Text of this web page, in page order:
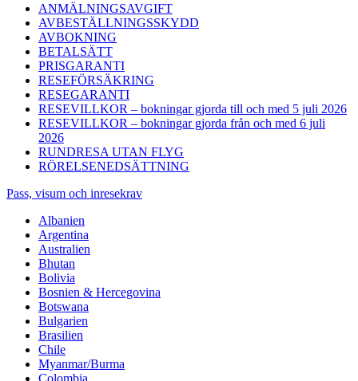
ANMÄLNINGSAVGIFT
AVBESTÄLLNINGSSKYDD
AVBOKNING
BETALSÄTT
PRISGARANTI
RESEFÖRSÄKRING
RESEGARANTI
RESEVILLKOR – bokningar gjorda till och med 5 juli 2026
RESEVILLKOR – bokningar gjorda från och med 6 juli
2026
RUNDRESA UTAN FLYG
RÖRELSENEDSÄTTNING
Pass, visum och inresekrav
Albanien
Argentina
Australien
Bhutan
Bolivia
Bosnien & Hercegovina
Botswana
Bulgarien
Brasilien
Chile
Myanmar/Burma
Colombia